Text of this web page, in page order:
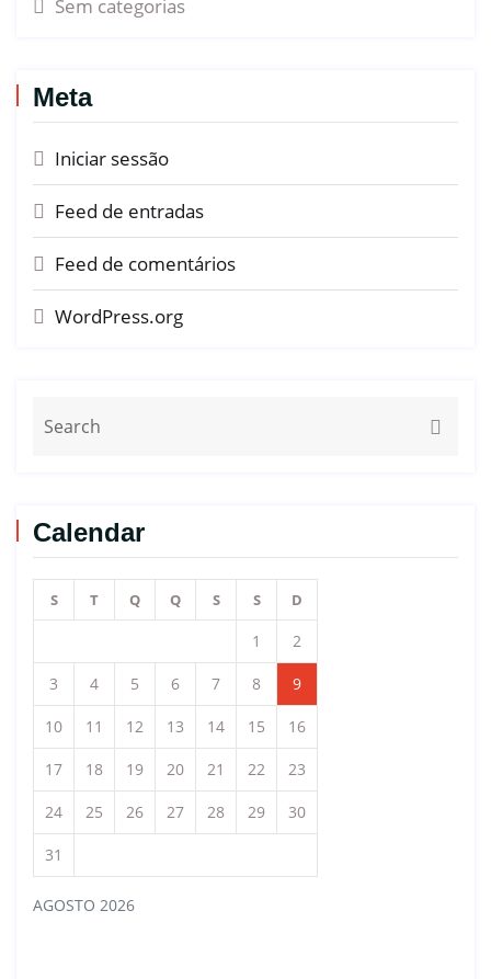
Sem categorias
Meta
Iniciar sessão
Feed de entradas
Feed de comentários
WordPress.org
Calendar
AGOSTO 2026
S T Q Q S S D
1 2
3 4 5 6 7 8 9
10 11 12 13 14 15 16
17 18 19 20 21 22 23
24 25 26 27 28 29 30
31